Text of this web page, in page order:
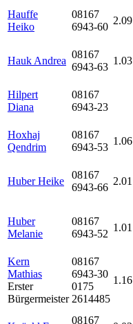
Hauffe
Heiko
08167
6943-60
2.09
Hauk Andrea
08167
6943-63
1.03
Hilpert
Diana
08167
6943-23
Hoxhaj
Qendrim
08167
6943-53
1.06
Huber Heike
08167
6943-66
2.01
Huber
Melanie
08167
6943-52
1.01
Kern
Mathias
Erster
Bürgermeister
08167
6943-30
0175
2614485
1.16
08167